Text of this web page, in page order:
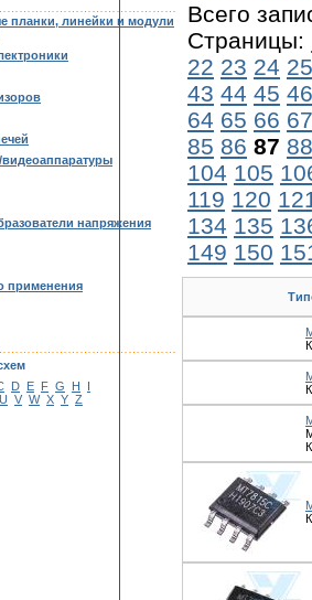
планки, линейки и модули
напряжения
применения
D E F G H
I
U V W X Y Z
Всего
Страницы:
22 23 24 25
43 44 45 46
64 65 66 67
85 86 87 88
104 105
119 120
134 135
149 150